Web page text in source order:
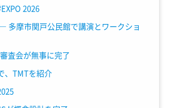
2026
多摩市関戸公民館で講演とワークショ
査会が無事に完了
、TMTを紹介